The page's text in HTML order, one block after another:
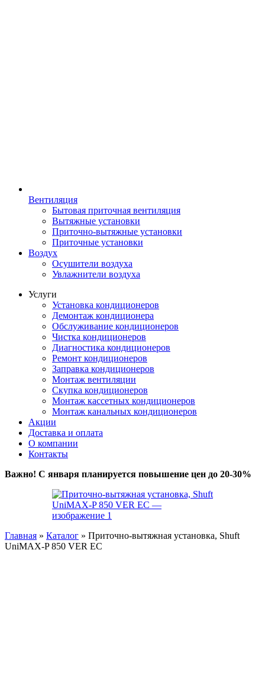
Вентиляция
Бытовая приточная вентиляция
Вытяжные установки
Приточно-вытяжные установки
Приточные установки
Воздух
Осушители воздуха
Увлажнители воздуха
Услуги
Установка кондиционеров
Демонтаж кондиционера
Обслуживание кондиционеров
Чистка кондиционеров
Диагностика кондиционеров
Ремонт кондиционеров
Заправка кондиционеров
Монтаж вентиляции
Скупка кондиционеров
Монтаж кассетных кондиционеров
Монтаж канальных кондиционеров
Акции
Доставка и оплата
О компании
Контакты
Важно! С января планируется повышение цен до 20-30%
Главная » Каталог » Приточно-вытяжная установка, Shuft
UniMAX-P 850 VER EC